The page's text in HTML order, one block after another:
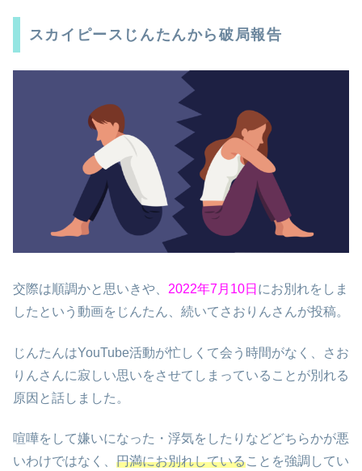
スカイピースじんたんから破局報告
交際は順調かと思いきや、 2022年7月10日 にお別れをしま
したという動画をじんたん、続いてさおりんさんが投稿。
じんたんはYouTube活動が忙しくて会う時間がなく、さお
りんさんに寂しい思いをさせてしまっていることが別れる
原因と話しました。
喧嘩をして嫌いになった・浮気をしたりなどどちらかが悪
いわけではなく、 円満にお別れしていることを強調してい